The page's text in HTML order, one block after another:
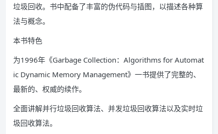
垃圾回收。书中配备了丰富的伪代码与插图，以描述各种算
法与概念。
本书特色
为1996年《Garbage Collection：Algorithms for Automat
ic Dynamic Memory Management》一书提供了完整的、
最新的、权威的续作。
全面讲解并行垃圾回收算法、并发垃圾回收算法以及实时垃
圾回收算法。